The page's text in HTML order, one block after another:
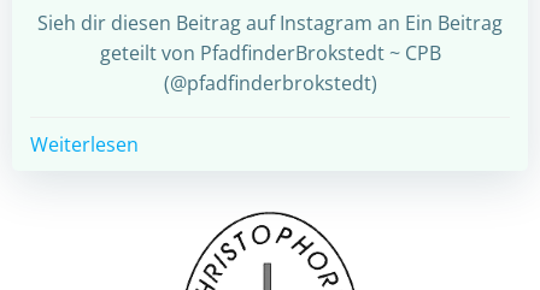
Sieh dir diesen Beitrag auf Instagram an Ein Beitrag
geteilt von PfadfinderBrokstedt ~ CPB
(@pfadfinderbrokstedt)
Weiterlesen